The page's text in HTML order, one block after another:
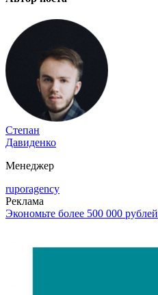
Степан
Давиденко
Менеджер
ruporagency
Реклама
Экономьте более 500 000 рублей